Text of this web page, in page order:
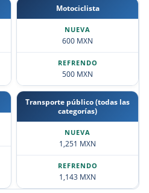
Motociclista
600 MXN
500 MXN
Transporte público (todas las
categorías)
1,251 MXN
1,143 MXN